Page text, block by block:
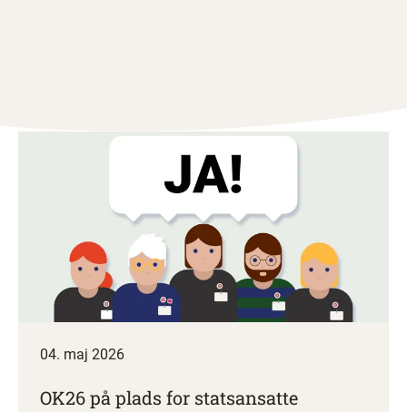
04. maj 2026
OK26 på plads for statsansatte